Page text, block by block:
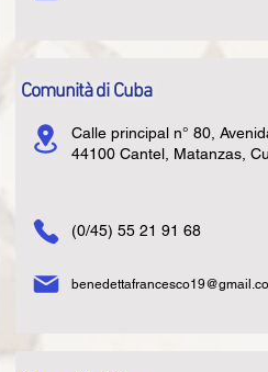
Comunità di Cuba
Calle principal n° 80,
44100 Cantel, Matanzas,
(0/45) 55 21 91 68